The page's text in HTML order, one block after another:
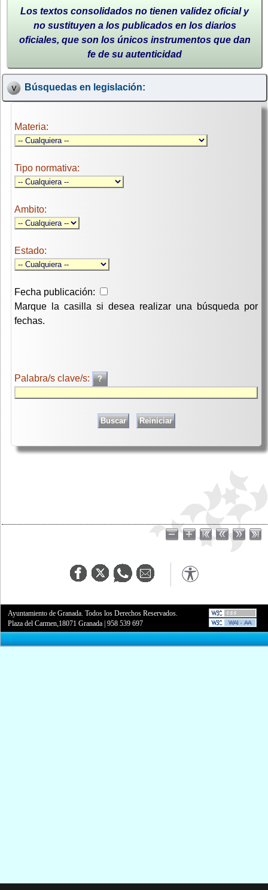
Los textos consolidados no tienen validez oficial y
no sustituyen a los publicados en los diarios
oficiales, que son los únicos instrumentos que dan
fe de su autenticidad
Búsquedas en legislación:
Materia:
Tipo normativa:
Ambito:
Estado:
Fecha publicación:
Marque la casilla si desea realizar una búsqueda por
fechas.
Palabra/s clave/s:
Ayuntamiento de Granada. Todos los Derechos Reservados.
Plaza del Carmen,18071 Granada |958 539 697